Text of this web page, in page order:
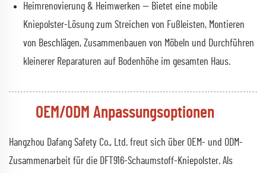
Heimrenovierung & Heimwerken — Bietet eine mobile
Kniepolster-Lösung zum Streichen von Fußleisten, Montieren
von Beschlägen, Zusammenbauen von Möbeln und Durchführen
kleinerer Reparaturen auf Bodenhöhe im gesamten Haus.
OEM/ODM Anpassungsoptionen
Hangzhou Dafang Safety Co., Ltd. freut sich über OEM- und ODM-
Zusammenarbeit für die DFT916-Schaumstoff-Kniepolster. Als